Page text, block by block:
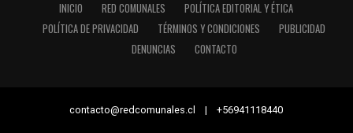
INICIO RED COMUNALES
POLÍTICA EDITORIAL Y ÉTICA
POLÍTICA DE PRIVACIDAD
TÉRMINOS Y CONDICIONES
PUBLICIDAD
DENUNCIAS
CONTACTO
contacto@redcomunales.cl | +56941118440